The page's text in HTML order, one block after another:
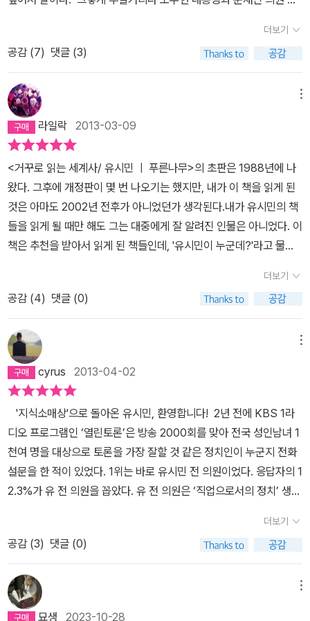
시켰다. 2013.02.26근무 중 택배기사의 배달로 지난주에 주문한 책
이 되어 집으로 곧장 가서 저녁밥도 먹지 않는 채로 바로 책을 펼쳤
다. 그의 문체가 전체적인 시작과 끝의 맥락을 우선 파악하고자 우선
목차와 프롤로그, 에필로그를 읽었다. 역시 그의 문체는 논점의 힘을
느끼게 된다. 우선 첫 느낌은 시작과 끝의 글에서 정치인으로서의 딱
딱한 문장이 아니라 느낌이라는 감성적인 문투와 흡사 개인의 일기와
도 같은 자신에게 고백하는 자신에게 보내는 진술서 <<이 분이 또 진
술서 하나는 소설처럼 써내는 유명한 경력의 필력을 가졌다.>> 내지,
자기 고백서 한 권을 마주하는 기분이 들었다. 대게가 보통 이런 글은
어떤 학문적인 이론이나 논문처럼 굳어진 문장체가 아닌 것이 일반적
이라서 이번 책은 에세이 성격의 문장과 형식으로 자신으로 그간의
과정에 대한 소회와 그리고 앞으로 남겨진 삶에 대한 방향성을 지향
결국 어떤 과정을 자기 주체적으로 거치며 죽음을 맞이할 것인가에
집중한다. 결국 우리 모두 마지막을 부인할 수 없다면 의연하고 담담
해지기를 권하며 오늘, 지금, 이 순간에 포커스를 맞추어야 할 것이라
고 이야기를 이어 나간다. 정치인으로서 그동안의 영광과 실패와 좌
절, 연민과 분노, 이것에 대하여 이젠 그 자신도 받아들이고 인정하며
새로운 삶의 과정으로 전이하고 변화하려는 시도이자, 자신과의 다짐
이며 노력하고자 함을 엿볼 수 있었고 그런 각오를 만날 수 있었다. 남
자의 나이 사십 대, 어쩌면 나는 그렇게 정의하였다. 남자의 나이 마흔
은 더 이상 국가에서 불러주지 않는, 신체적인 나이이고 더 이상 국가
무에서 자유라고 여긴다. 고등학교 때부터 교련시간에<<그때는 교련
이라고 하는 군사훈련이 있었다>> 모형 총으로 총검술을 하고 제식
훈련을 하고 대학 때는 방학이면 일주일 이 주일씩 병영생활로 교련
학점을 이수하며 교련복을 입고 독도법을 해야 하고 사격술에 대한
강의를 듣고 총검을 분해 조립하는 과정을 거쳤으며 군대 입대하여 3
하게 행복한 인생을 살 수 없을 것 같았다.(본문 64쪽)청춘을 위한
까워 한다. 정말 원하는 삶이 무엇인지를 깊이 생각하지 않았다는 뉘
우침이다. 그래서 이 책의 1장은, 청춘을 향하여 '어떻게 살 것인가'라
는 질문을 던지며, 너의 원하는 삶을 고민하고 살아내라고 거듭 강조
한다. 카뮈는 왜 자살하지 않느냐고 물었고, 우리는 죽지 않고 사는 이
유를 찾아 답해야 한다. 카뮈는 '세상과 삶 그 자체가 부조리라고' 말
했다. 자살은 이 부조리를 체념하고 받아들이는 것이다. 따라서 살아
가려면 이 부조리에 맞서 저항해야 한다. '지금 이 순간, 자유로운 존
재로서 있는 힘을 다해' 살아야 한다. 삶의 의미를 아는 자만이 상처를
견딜 수 있고 스스로를 치유할 수 있다. 하지만, 그 의미를 찾지 못한
이들은 작은 불운에도 쓰러지고 만다. 상처받지 않는 삶은 없다. 누구
나 아프다. 따라서 우리는 어떤 상처도 견딜 수 있는, 스스로 치유할
로할 수 있다.위로는 좋은 일이다. 상처를 아물게 하고 아픔을 덜어준
다. 아프고 지친 사람이 많아서 그런지, 요즘은 책도 신문 방송도 모두
'힐링'이 대세다. 그런데 나는 그런 말을 잘 하지 않는다. 어떤 이야기
가 위로와 치유의 효과를 내는지 몰라서 그러는 게 아니다. 자기의 삶
이 어떤 의미가 있는지 치열하게 고민하지 않는 사람에게는 타인의
위로가 별 도움이 되지 않는다고 보기 때문이다. 청년은 아기가 아니
다. 넘어져 무릎이 깨지는 것을 두려워하지 말아야 하고, 상처를 입어
도 혼자 힘으로 일어나야 한다. 그런 사람이라야 비로소 타인의 위로
를 받아 상처를 치유할 수 있다.(본문 51쪽)40대 중년을 위한 질문,
대와 함께했던 직장을 떠났다. 하고 싶은 것보다 해야하는 일들 사이
에서 분투하던 나의 청춘은 그렇게 늙어갔다. 건강이 갑자기 안좋아
졌고, 아무리 열심히 일해도 해마다 조금씩 가난해져 가는 비루한 현
실은 욕망을 차츰 잃어갔다. 그리고 떠나기로 했고, 떠났다. 마흔을 맞
던 나는, 그제서야 나의 삶이 얼마 남지 않았음을 깨닫는다. 유시민이
제일 더럽고 질이 나쁠수록 가장 아름답게 보이려고 노력하는 것이
다. 인간의 오만과 왜곡은 그 더러움과 추악함이 커질수록 자신을 미
화시키려고 한다.한국은 영원히 신화의 제국이 될 것이다. 진실 뒤에
가려진 불편함을 영원힌 은폐하고 대체하려는 것들이 신성하니 말이
다. 폭력에 대한 최종적인 해결은 평화적 비폭력이라고 간디가 가르
쳤으나 그것은 결국 틀린 답이다. 영국에서 인도는 해방되어도 가난
과 내분에서 해방되지 않은 채 간디 역시 종교적 갈등으로 인한 내분
으로 암살되었다. 원래 경제학도였으나 이상하게 문학과 철학 그리고
역사까지 글을 적는 유시민의 입장에서 보면, 항상 역사라는 것은 뭔
가 실패와 좌절로 이루어진 것이라고 본다.개인적으로 프랑스혁명
과 러시아혁명에 관심을 기울이기에 <어떻게 살 것인가>에서도 당통
이 프랑스혁명을 주도하였는데, 결국 같은 동지였던 로베스피에르에
로츠키도 레닌과 같이 러시아혁명을 성공하고도 스탈린에게 정치적
패배와 함께 남미 대륙에서 암살당한다. 우리가 보는 세계역사는 성
공보단 그 성공 뒤에 보이는 패배와 좌절의 쓴맛을 보고, 더 큰 고통으
로 이어진다. 그런 세계의 역사와 우리 한국의 근현대사에서 어떻게
살 것인가라고 말하는 것은 상당히 어렵다.
서거한 노무현 대통령과 뭔가 관계가 있는 사이다. <이런 바보 또 없
습니다. 아! 노무현>이란 책에서 3명의 남자 모두 그의 죽음을 추모
했다. 진중권 교수는 너무 이성적으로 그의 죽음을 애도했다. 역사의
굴레에서 정치의 숙청과 피 냄새는 영원히 이어지는 비극에서 노무현
의 죽음 역시 그런 비장미를 제공했다. 얼마 전에 읽은 <레퀴엠>에선
전쟁과 전쟁에 관련하여 힘없이 그저 사라져간 군인, 민간인들의 죽
음을 추모했다. 그때 2003년 노무현 대통령의 이라크파병에 대한 진
중권 교수의 비판, 레퀴엠이란 죽은 이에 대한 추모에서 이제는 그 비
판을 가한 자가 죽어 다른 식으로 진혼곡을 울린다.
김어준의 경우 노
그러면 유시민은 어떠한가? 대통령 최초 탄핵소추에 의해 임시적으
로 업무를 중지당할 때의 이야기다. 유시민 의원은 국회에서 고뇌에
찬 목소리로 비명을 지르면서 저지하려고 했다. 몸싸움이 격했는지
음이 다독여짐을 느끼다가, 즐거운 일을 하고 살라는 이야기를 계속
해서 할 때면, 계속해서 고개를 끄덕거린다. 한 권의 책인데, 하나의
톤인지 모르겠다. 집중력이 확 떨어졌다가 몰입되었다가 그렇게 오르
락내리락 하며 책을 읽었다. 다 읽고 나니, 이거가 맞지 않는가 싶다.
소설을 읽을 때는 처음부터 끝까지 버릴 곳 없이 열광하는 경우가 자
주 있다. 하지만, 한 사람의 이야기를 읽는데, (그 자신 정치적 검열을
떨쳐내려고 노력했다고 하지만, 이게 검열이 아니라면, 어휴.. 얼마나
고지식한 사람인가 싶기도 하고 ) 마냥 좋기만 하다면, 그게 이상한거
지. 저자와 투닥거리며 책을 읽어나가고, 마지막 장을 덮으며, 크게
느낀바가 있다면 그건 성공한 독서라고 생각한다. 처음과 마지막의
여운이 가장 길다. (그래서, 중간이야 어떻든 만족스러운 느낌이 드는
걸지도 모르겠지만;) 진심을 드러내는 글이라고 생각한다. 읽기전이
나 읽고 나서나 그를 존경하고, 정치를 떠난 그의 일상을 응원한다. 책
도 이렇게 계속 내 주었으면 좋겠다. 에필로그까지 읽고 나서, 나의
는거지만, 잘 죽기 위해 잘 준비하고 싶다고 생각한다.
더보기
공감 (7) 댓글 (3)
라일락 2013-03-09
<거꾸로 읽는 세계사/ 유시민 ㅣ 푸른나무>의 초판은 1988년에 나
왔다. 그후에 개정판이 몇 번 나오기는 했지만, 내가 이 책을 읽게 된
것은 아마도 2002년 전후가 아니었던가 생각된다.내가 유시민의 책
들을 읽게 될 때만 해도 그는 대중에게 잘 알려진 인물은 아니었다. 이
책은 추천을 받아서 읽게 된 책들인데, '유시민이 누군데?'라고 물었
어'라는 답변을 들었기 때문이다.그후에 유시민을 TV토론에서 보게
되고, 곧 그는 정치계에 입문하게 된다. 16대, 17대 국회의원과 보건
복지부 장관을 역임한 그를 일컬어 '노무현의 남자'라고도 한다.<유시
민의 경제학 카페/ 유시민 ㅣ 돌베개ㅣ 2002>, <청춘의 독서/ 유시
민 ㅣ 돌베게 ㅣ 2011>도 읽었지만, 이 책들을 읽으면서 글을 참 잘
쓴다는 생각을 가졌었다. 특히 <거꾸로 읽는 세계사>는 내가 좋아하
는 이야기였기에, <청춘의 독서>는 책 속에 담겨 있는 고전을 비롯한
책들에 대한 생각들을 정리해 볼 수 있어서 좋았다. 그는 자신을 말할
때에 '지식소매상'이라는 단어를 쓰는데, 그것은 내가 흥미롭게 읽었
던 <거꾸로 읽는 세계사>의 경우에 그가 재미있게 읽었던 여러 현대
사 책을 다이제스트(발췌요약)한 것 처럼 그의 글쓰기 작업이 유용한
지식과 정보를 찾아 요약하고 발췌하고, 해석하고, 가공해서 독자들
이 편하게 읽을 수 있는 이야기로 만드는 일을 하는 것에 대한 것을 일
컫는 것이다.어쨌든, <거꾸로 읽는 세계사>는 역사에 관한 많은 지식
가지 없게 하는 사람'이라고 말하기도 했지만, 정치인으로서의 유시
민이 말을 할 경우에 강한 어조와 양보하지 않는 태도 등이 그런 말을
낳았다는 생각이 들기도 한다.2013년 유시민은 정치계를 떠나서 자
더보기
공감 (4) 댓글 (0)
cyrus 2013-04-02
'지식소매상'으로 돌아온 유시민, 환영합니다! 2년 전에 KBS 1라
디오 프로그램인 ‘열린토론’은 방송 2000회를 맞아 전국 성인남녀 1
천여 명을 대상으로 토론을 가장 잘할 것 같은 정치인이 누군지 전화
설문을 한 적이 있었다. 1위는 바로 유시민 전 의원이었다. 응답자의 1
2.3%가 유 전 의원을 꼽았다. 유 전 의원은 ‘직업으로서의 정치’ 생활
히 그를 ‘정치인’으로서의 이미지를 많이 기억하고 있다. 노무현 정부
개혁정책의 상징, 보건복지부 장관, 통진당 공동대표. 통진당 구당권
파와 신당권파 간 힘겨루기에 치이고 만신창이가 된 그가 공동대표직
을 내려놓고 탈당을 선언했을 때 대부분 사람은 정치생활의 근간으로
서 추진해왔던 야권 진보연대의 꿈이 허무하게 물거품이 되었다고 했
더보기
공감 (3) 댓글 (0)
묘생 2023-10-28